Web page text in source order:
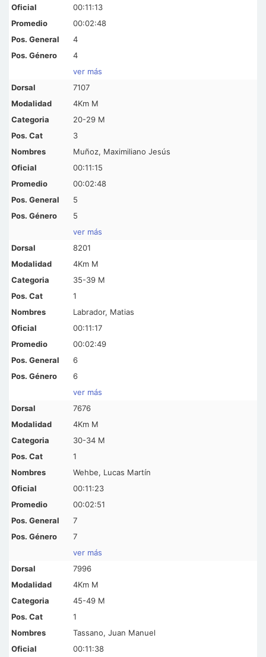
00:11:13
00:02:48
4
4
ver más
7107
4Km M
20-29 M
3
Muñoz, Maximiliano Jesús
00:11:15
00:02:48
5
5
ver más
8201
4Km M
35-39 M
1
Labrador, Matias
00:11:17
00:02:49
6
6
ver más
7676
4Km M
30-34 M
1
Wehbe, Lucas Martín
00:11:23
00:02:51
7
7
ver más
7996
4Km M
45-49 M
1
Tassano, Juan Manuel
00:11:38